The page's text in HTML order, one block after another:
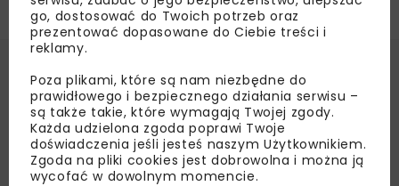
go, dostosować do Twoich potrzeb oraz
prezentować dopasowane do Ciebie treści i
reklamy.
Poza plikami, które są nam niezbędne do
prawidłowego i bezpiecznego działania serwisu –
są także takie, które wymagają Twojej zgody.
Każda udzielona zgoda poprawi Twoje
doświadczenia jeśli jesteś naszym Użytkownikiem.
Zgoda na pliki cookies jest dobrowolna i można ją
wycofać w dowolnym momencie.